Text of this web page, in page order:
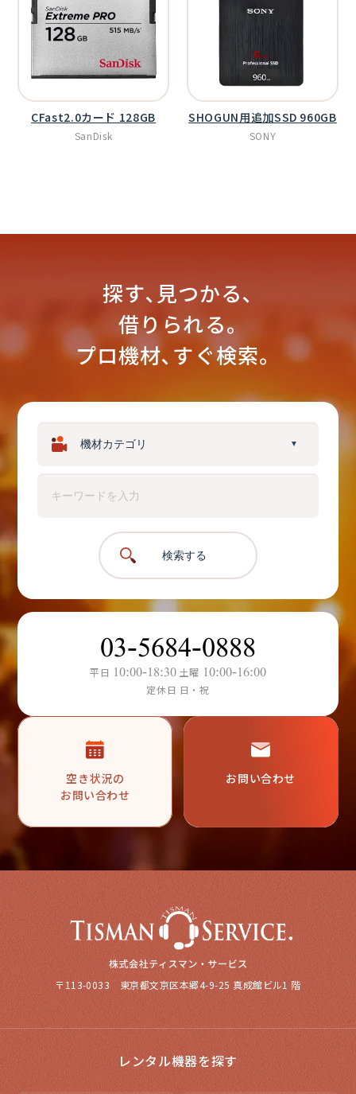
CFast2.0カード 128GB
SanDisk
SHOGUN用追加SSD 960GB
SONY
探す､見つかる､
借りられる｡
プロ機材､すぐ検索。
▼
検索する
03-5684-0888
平日 10:00-18:30 土曜 10:00-16:00
定休日 日・祝
空き状況の
お問い合わせ
お問い合わせ
〒113-0033 東京都文京区本郷4-9-25 真成館ビル1 階
レンタル機器を探す